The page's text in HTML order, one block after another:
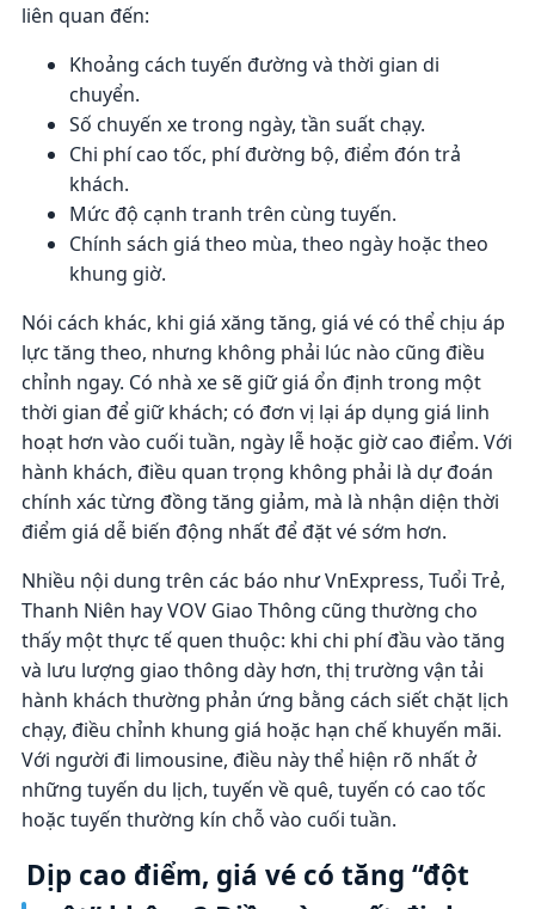
liên quan đến:
Khoảng cách tuyến đường và thời gian di
chuyển.
Số chuyến xe trong ngày, tần suất chạy.
Chi phí cao tốc, phí đường bộ, điểm đón trả
khách.
Mức độ cạnh tranh trên cùng tuyến.
Chính sách giá theo mùa, theo ngày hoặc theo
khung giờ.
Nói cách khác, khi giá xăng tăng, giá vé có thể chịu áp
lực tăng theo, nhưng không phải lúc nào cũng điều
chỉnh ngay. Có nhà xe sẽ giữ giá ổn định trong một
thời gian để giữ khách; có đơn vị lại áp dụng giá linh
hoạt hơn vào cuối tuần, ngày lễ hoặc giờ cao điểm. Với
hành khách, điều quan trọng không phải là dự đoán
chính xác từng đồng tăng giảm, mà là nhận diện thời
điểm giá dễ biến động nhất để đặt vé sớm hơn.
Nhiều nội dung trên các báo như VnExpress, Tuổi Trẻ,
Thanh Niên hay VOV Giao Thông cũng thường cho
thấy một thực tế quen thuộc: khi chi phí đầu vào tăng
và lưu lượng giao thông dày hơn, thị trường vận tải
hành khách thường phản ứng bằng cách siết chặt lịch
chạy, điều chỉnh khung giá hoặc hạn chế khuyến mãi.
Với người đi limousine, điều này thể hiện rõ nhất ở
những tuyến du lịch, tuyến về quê, tuyến có cao tốc
hoặc tuyến thường kín chỗ vào cuối tuần.
Dịp cao điểm, giá vé có tăng “đột